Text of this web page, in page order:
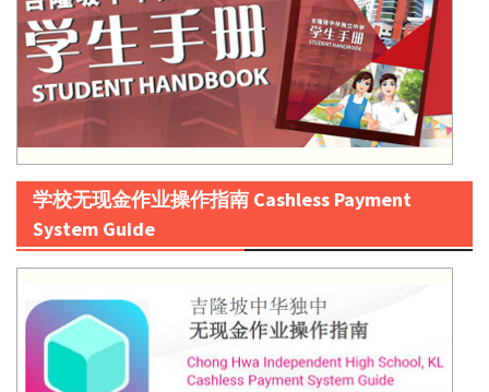
学校无现金作业操作指南 Cashless Payment
System Guide